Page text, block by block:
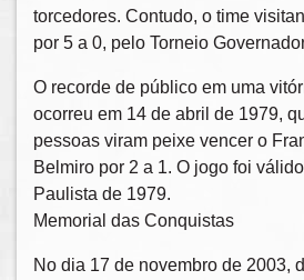
torcedores. Contudo, o time
por 5 a 0, pelo Torneio
O recorde de público em uma
ocorreu em 14 de abril de 1979,
pessoas viram peixe vencer o
Belmiro por 2 a 1. O jogo foi
Paulista de 1979.
Memorial das Conquistas
No dia 17 de novembro de 2003,